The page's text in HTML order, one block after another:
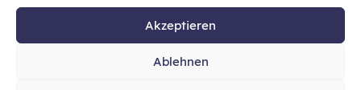
Akzeptieren
Ablehnen
© 2026 Stiftung für Wirtschaftsbildung